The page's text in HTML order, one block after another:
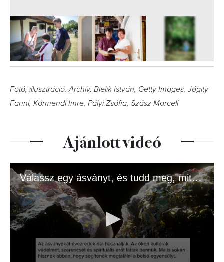
Fotó, illusztráció: Archív, Bielik István, Getty Images, Jágity
Fanni, Körmendi Imre, Pályi Zsófia, Szász Marcell
Ajánlott videó
Válassz egy ásványt, és tudd meg, mit üzen az univerzum!